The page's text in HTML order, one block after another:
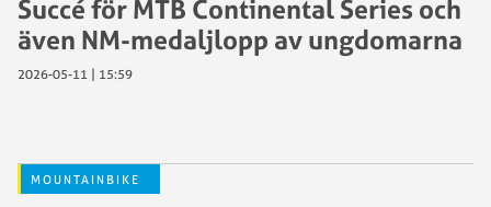
Succé för MTB Continental Series och
även NM-medaljlopp av ungdomarna
2026-05-11 | 15:59
MOUNTAINBIKE